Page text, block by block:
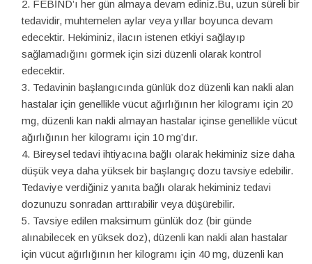
FEBİND’ı her gün almaya devam ediniz.Bu, uzun süreli bir
tedavidir, muhtemelen aylar veya yıllar boyunca devam
edecektir. Hekiminiz, ilacın istenen etkiyi sağlayıp
sağlamadığını görmek için sizi düzenli olarak kontrol
edecektir.
Tedavinin başlangıcında günlük doz düzenli kan nakli alan
hastalar için genellikle vücut ağırlığının her kilogramı için 20
mg, düzenli kan nakli almayan hastalar içinse genellikle vücut
ağırlığının her kilogramı için 10 mg’dır.
Bireysel tedavi ihtiyacına bağlı olarak hekiminiz size daha
düşük veya daha yüksek bir başlangıç dozu tavsiye edebilir.
Tedaviye verdiğiniz yanıta bağlı olarak hekiminiz tedavi
dozunuzu sonradan arttırabilir veya düşürebilir.
Tavsiye edilen maksimum günlük doz (bir günde
alınabilecek en yüksek doz), düzenli kan nakli alan hastalar
için vücut ağırlığının her kilogramı için 40 mg, düzenli kan